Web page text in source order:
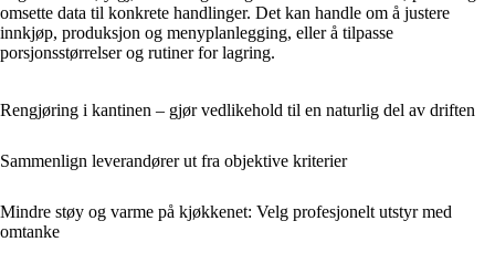
omsette data til konkrete handlinger. Det kan handle om å justere
innkjøp, produksjon og menyplanlegging, eller å tilpasse
porsjonsstørrelser og rutiner for lagring.
Rengjøring i kantinen – gjør vedlikehold til en naturlig del av driften
Sammenlign leverandører ut fra objektive kriterier
Mindre støy og varme på kjøkkenet: Velg profesjonelt utstyr med
omtanke